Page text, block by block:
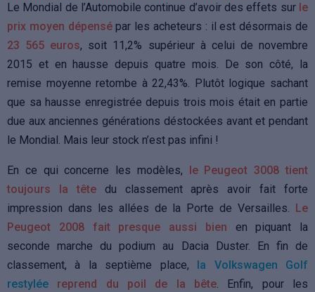
Le Mondial de l’Automobile continue d’avoir des effets sur le
prix moyen dépensépar les acheteurs : il est désormais de
23 565 euros, soit 11,2% supérieur à celui de novembre
2015 et en hausse depuis quatre mois. De son côté, la
remise moyenne retombe à 22,43%. Plutôt logique sachant
que sa hausse enregistrée depuis trois mois était en partie
due aux anciennes générations déstockées avant et pendant
le Mondial. Mais leur stock n’est pas infini !
En ce qui concerne les modèles,
le Peugeot 3008 tient
toujours la têtedu classement après avoir fait forte
impression dans les allées de la Porte de Versailles.
Le
Peugeot 2008 fait presque aussi bien en piquant la
seconde marche du podium au Dacia Duster. En fin de
classement, à la septième place,
la Volkswagen Golf
restylée reprend du poil de la bête. Enfin, pour les